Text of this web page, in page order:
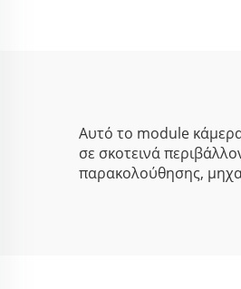
Linux
Αυτό το module
σε σκοτεινά
παρακολούθησης,